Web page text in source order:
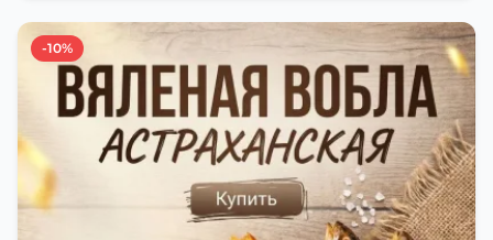
-10%